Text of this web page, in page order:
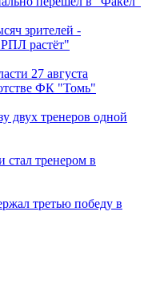
зрителей -
растёт"
27 августа
ФК "Томь"
двух тренеров одной
стал тренером в
третью победу в